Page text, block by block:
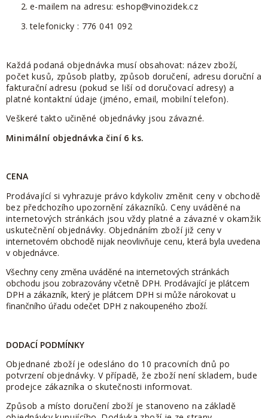
e-mailem na adresu: eshop@vinozidek.cz
telefonicky : 776 041 092
Každá podaná objednávka musí obsahovat: název zboží,
počet kusů, způsob platby, způsob doručení, adresu doruční a
fakturační adresu (pokud se liší od doručovací adresy) a
platné kontaktní údaje (jméno, email, mobilní telefon).
Veškeré takto učiněné objednávky jsou závazné.
Minimální objednávka činí 6 ks.
CENA
Prodávající si vyhrazuje právo kdykoliv změnit ceny v obchodě
bez předchozího upozornění zákazníků. Ceny uváděné na
internetových stránkách jsou vždy platné a závazné v okamžik
uskutečnění objednávky. Objednáním zboží již ceny v
internetovém obchodě nijak neovlivňuje cenu, která byla uvedena
v objednávce.
Všechny ceny změna uváděné na internetových stránkách
obchodu jsou zobrazovány včetně DPH. Prodávající je plátcem
DPH a zákazník, který je plátcem DPH si může nárokovat u
finančního úřadu odečet DPH z nakoupeného zboží.
DODACÍ PODMÍNKY
Objednané zboží je odesláno do 10 pracovních dnů po
potvrzení objednávky. V případě, že zboží není skladem, bude
prodejce zákazníka o skutečnosti informovat.
Způsob a místo doručení zboží je stanoveno na základě